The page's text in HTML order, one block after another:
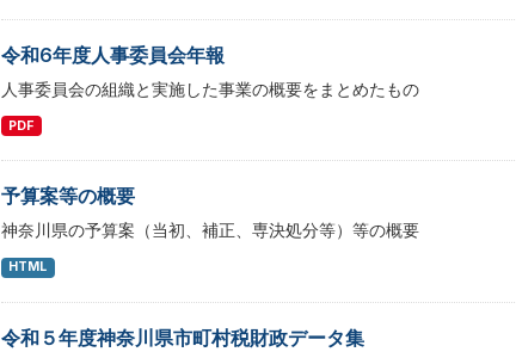
令和6年度人事委員会年報
人事委員会の組織と実施した事業の概要をまとめたもの
PDF
予算案等の概要
神奈川県の予算案（当初、補正、専決処分等）等の概要
HTML
令和５年度神奈川県市町村税財政データ集